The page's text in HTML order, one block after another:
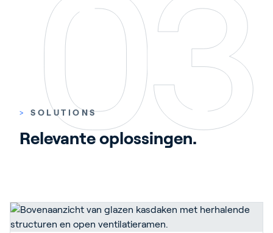
> SOLUTIONS
Relevante oplossingen.